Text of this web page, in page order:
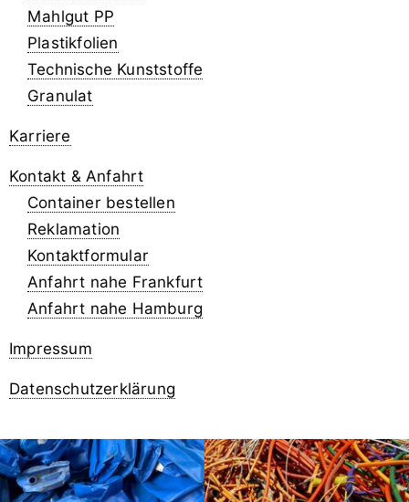
Mahlgut PP
Plastikfolien
Technische Kunststoffe
Granulat
Karriere
Kontakt & Anfahrt
Container bestellen
Reklamation
Kontaktformular
Anfahrt nahe Frankfurt
Anfahrt nahe Hamburg
Impressum
Datenschutzerklärung